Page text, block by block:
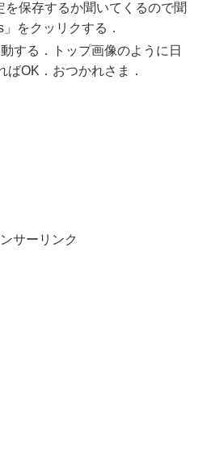
を保存するか聞いてくるので聞
をクッリクする．
する．トップ画像のように日
ばOK．おつかれさま．
サーリンク